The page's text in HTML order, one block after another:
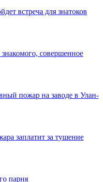
встреча для знатоков
совершенное
пожар на заводе в Улан-
заплатит за тушение
парня